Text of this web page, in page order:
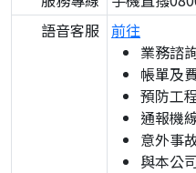
語音客服 前往
業務諮
帳單及
預防工
通報機
意外事
與本公